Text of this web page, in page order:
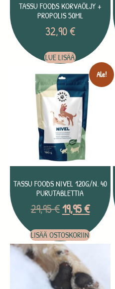
TASSU FOODS KORVAÖLJY +
PROPOLIS 50ML
32,90€
LUE LISÄÄ
Ale!
TASSU FOODS NIVEL 120G/N. 40
PURUTABLETTIA
29,95€19,95€
LISÄÄ OSTOSKORIIN